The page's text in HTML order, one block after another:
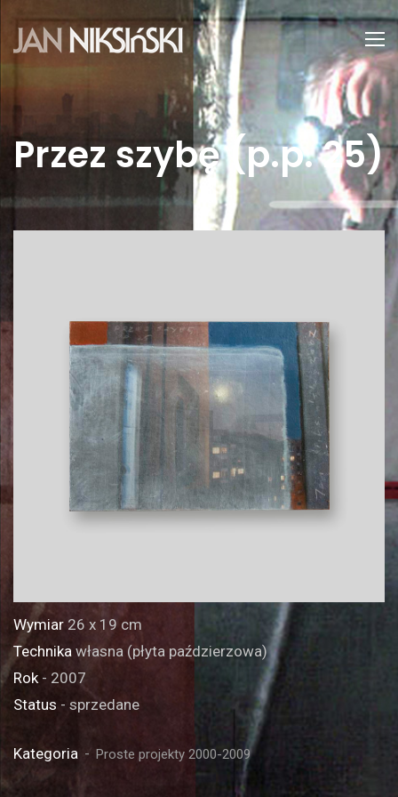
Przez szybę (p.p. 25)
Wymiar 26 x 19 cm
Technika własna (płyta paździerzowa)
Rok- 2007
Status - sprzedane
Kategoria Proste projekty 2000-2009